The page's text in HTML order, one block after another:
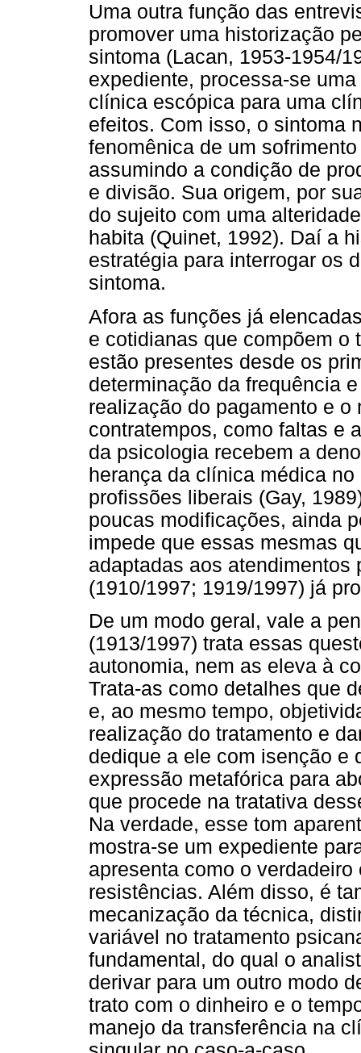
Uma outra função das
promover uma historização
sintoma (Lacan, 1953-1954/
expediente, processa-se
clínica escópica para uma
efeitos. Com isso, o sintoma
fenomênica de um
assumindo a condição de
e divisão. Sua origem, por
do sujeito com uma
habita (Quinet, 1992). Daí a
estratégia para interrogar os
sintoma.
Afora as funções já
e cotidianas que compõem o
estão presentes desde os
determinação da frequência
realização do pagamento e
contratempos, como faltas e
da psicologia recebem a
herança da clínica médica
profissões liberais (Gay,
poucas modificações, ainda
impede que essas mesmas
adaptadas aos atendimentos
(1910/1997; 1919/1997) já
De um modo geral, vale a
(1913/1997) trata essas
autonomia, nem as eleva à
Trata-as como detalhes que
e, ao mesmo tempo,
realização do tratamento e
dedique a ele com isenção e
expressão metafórica para
que procede na tratativa
Na verdade, esse tom
mostra-se um expediente
apresenta como o
resistências. Além disso, é
mecanização da técnica,
variável no tratamento
fundamental, do qual o
derivar para um outro modo
trato com o dinheiro e o
manejo da transferência na